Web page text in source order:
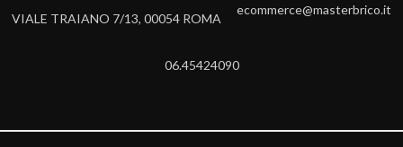
VIALE TRAIANO 7/13, 00054 ROMA
ecommerce@masterbrico.it
06.45424090